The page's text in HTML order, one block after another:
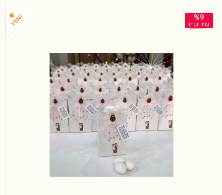
%9
indirimli